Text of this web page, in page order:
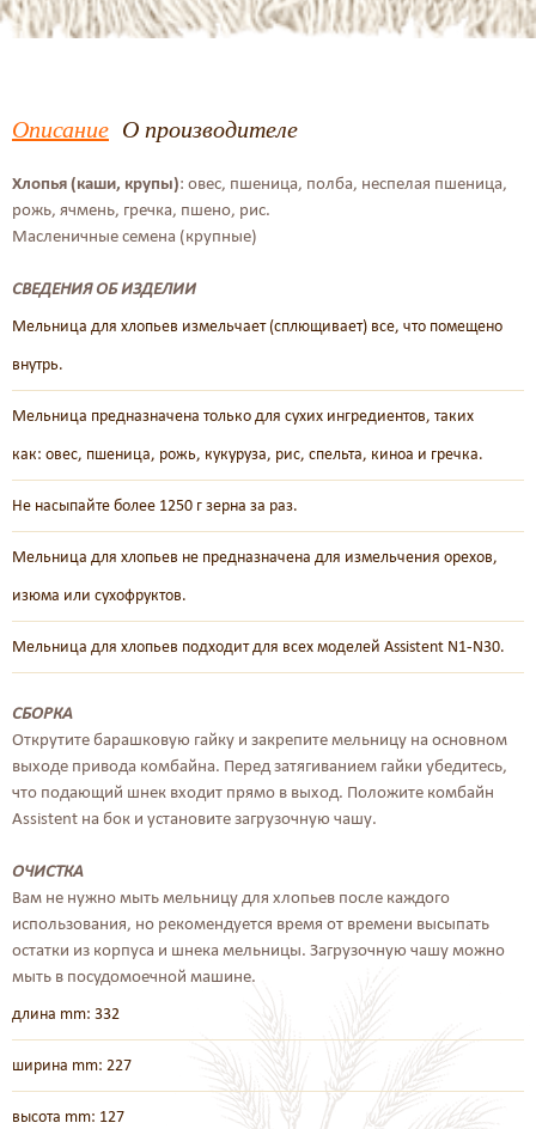
Описание О производителе
Хлопья (каши, крупы): овес, пшеница, полба, неспелая пшеница,
рожь, ячмень, гречка, пшено, рис.
Масленичные семена (крупные)
СВЕДЕНИЯ ОБ ИЗДЕЛИИ
Мельница для хлопьев измельчает (сплющивает) все, что помещено
внутрь.
Мельница предназначена только для сухих ингредиентов, таких
как: овес, пшеница, рожь, кукуруза, рис, спельта, киноа и гречка.
Не насыпайте более 1250 г зерна за раз.
Мельница для хлопьев не предназначена для измельчения орехов,
изюма или сухофруктов.
Мельница для хлопьев подходит для всех моделей Assistent N1-N30.
СБОРКА
Открутите барашковую гайку и закрепите мельницу на основном
выходе привода комбайна. Перед затягиванием гайки убедитесь,
что подающий шнек входит прямо в выход. Положите комбайн
Assistent на бок и установите загрузочную чашу.
ОЧИСТКА
Вам не нужно мыть мельницу для хлопьев после каждого
использования, но рекомендуется время от времени высыпать
остатки из корпуса и шнека мельницы. Загрузочную чашу можно
мыть в посудомоечной машине.
длина mm: 332
ширина mm: 227
высота mm: 127